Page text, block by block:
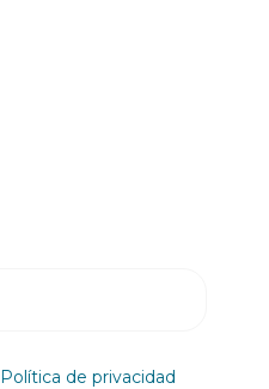
Política de privacidad